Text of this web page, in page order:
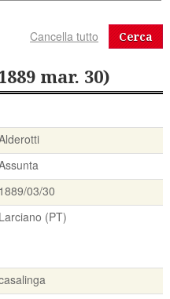
Cerca
mar. 30)
1889/03/30
Larciano (PT)